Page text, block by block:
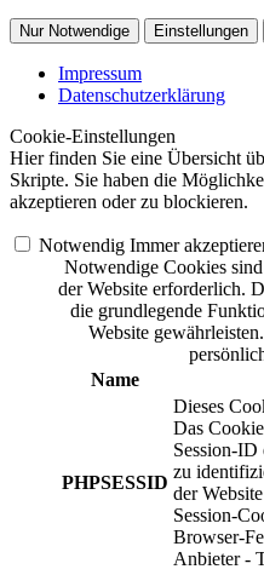
Nur Notwendige Einstellungen
Impressum
Datenschutzerklärung
Cookie-Einstellungen
Hier finden Sie eine Übersicht
Skripte. Sie haben die
akzeptieren oder zu blockieren.
Notwendig Immer
Notwendige Cookies
der Website erforderlich.
die grundlegende
Website
Name
PHPSESSID
Dieses
Das
Session-ID
zu
der
Session-
Browser-
Anbieter -